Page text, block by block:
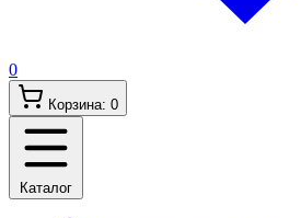
0
Корзина: 0
Каталог